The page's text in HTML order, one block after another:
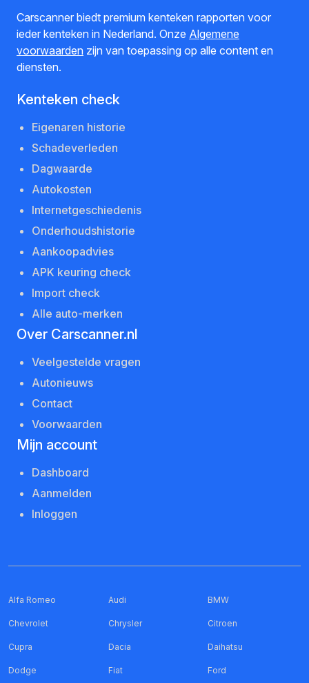
Carscanner biedt premium kenteken rapporten voor
ieder kenteken in Nederland. Onze Algemene
voorwaarden zijn van toepassing op alle content en
diensten.
Kenteken check
Eigenaren historie
Schadeverleden
Dagwaarde
Autokosten
Internetgeschiedenis
Onderhoudshistorie
Aankoopadvies
APK keuring check
Import check
Alle auto-merken
Over Carscanner.nl
Veelgestelde vragen
Autonieuws
Contact
Voorwaarden
Mijn account
Dashboard
Aanmelden
Inloggen
Alfa Romeo Audi BMW
Chevrolet Chrysler Citroen
Cupra Dacia Daihatsu
Dodge Fiat Ford